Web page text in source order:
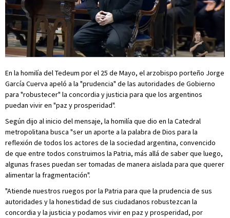
En la homilía del Tedeum por el 25 de Mayo, el arzobispo porteño Jorge
García Cuerva apeló a la "prudencia" de las autoridades de Gobierno
para "robustecer" la concordia y justicia para que los argentinos
puedan vivir en "paz y prosperidad".
Según dijo al inicio del mensaje, la homilía que dio en la Catedral
metropolitana busca "ser un aporte a la palabra de Dios para la
reflexión de todos los actores de la sociedad argentina, convencido
de que entre todos construimos la Patria, más allá de saber que luego,
algunas frases puedan ser tomadas de manera aislada para que querer
alimentar la fragmentación".
"Atiende nuestros ruegos por la Patria para que la prudencia de sus
autoridades y la honestidad de sus ciudadanos robustezcan la
concordia y la justicia y podamos vivir en paz y prosperidad, por